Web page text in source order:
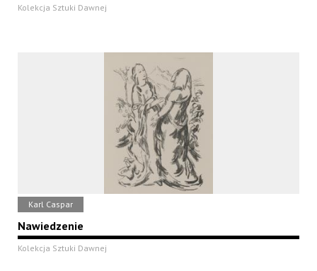
Kolekcja Sztuki Dawnej
Karl Caspar
Nawiedzenie
Kolekcja Sztuki Dawnej